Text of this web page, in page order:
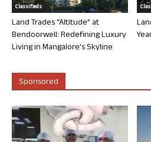
Classifieds
Land Trades “Altitude” at
Bendoorwell: Redefining Luxury
Living in Mangalore’s Skyline
Sponsored